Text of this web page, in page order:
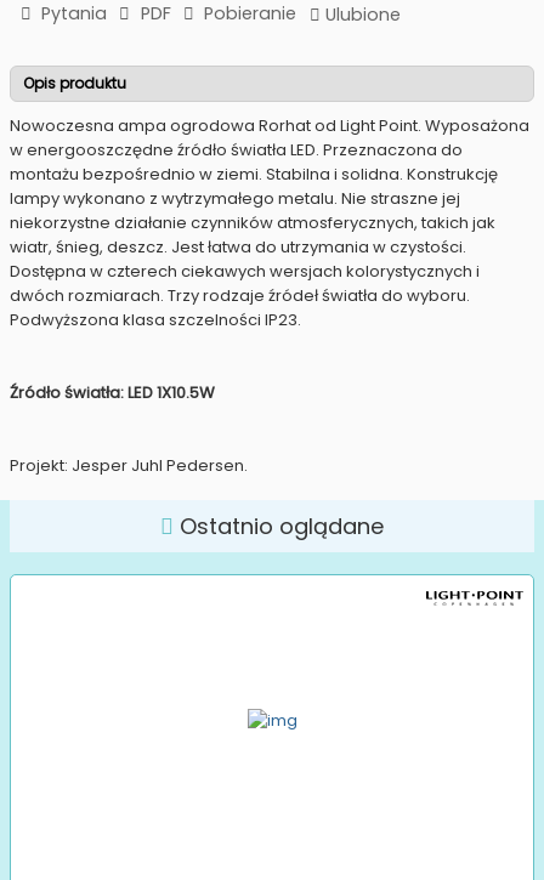
Pytania PDF Pobieranie Ulubione
Opis produktu
Nowoczesna ampa ogrodowa Rorhat od Light Point. Wyposażona
w energooszczędne źródło światła LED. Przeznaczona do
montażu bezpośrednio w ziemi. Stabilna i solidna. Konstrukcję
lampy wykonano z wytrzymałego metalu. Nie straszne jej
niekorzystne działanie czynników atmosferycznych, takich jak
wiatr, śnieg, deszcz. Jest łatwa do utrzymania w czystości.
Dostępna w czterech ciekawych wersjach kolorystycznych i
dwóch rozmiarach. Trzy rodzaje źródeł światła do wyboru.
Podwyższona klasa szczelności IP23.
Źródło światła: LED 1X10.5W
Projekt: Jesper Juhl Pedersen.
Ostatnio oglądane